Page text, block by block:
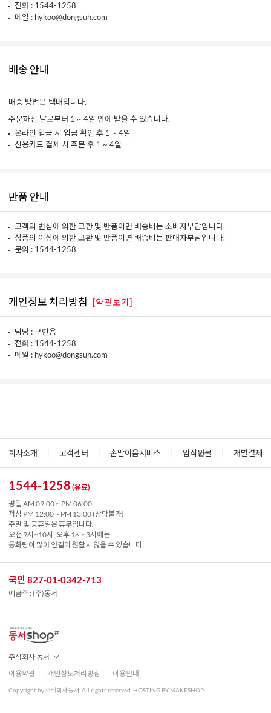
전화 : 1544-1258
메일 : hykoo@dongsuh.com
배송 안내
배송 방법은 택배입니다.
주문하신 날로부터 1 ~ 4일 안에 받을 수 있습니다.
온라인 입금 시 입금 확인 후 1 ~ 4일
신용카드 결제 시 주문 후 1 ~ 4일
반품 안내
고객의 변심에 의한 교환 및 반품이면 배송비는 소비자부담입니다.
상품의 이상에 의한 교환 및 반품이면 배송비는 판매자부담입니다.
문의 : 1544-1258
개인정보 처리방침 [약관보기]
담당 : 구현용
전화 : 1544-1258
메일 : hykoo@dongsuh.com
회사소개 고객센터 손말이음서비스 임직원몰 개별결제
1544-1258 (유료)
평일 AM 09:00 ~ PM 06:00
점심 PM 12:00 ~ PM 13:00 (상담불가)
주말 및 공휴일은 휴무입니다.
오전 9시~10시, 오후 1시~3시에는
통화량이 많아 연결이 원활치 않을 수 있습니다.
국민 827-01-0342-713
예금주 : (주)동서
주식회사 동서
이용약관
개인정보처리방침 이용안내
Copyright by 주식회사 동서. All rights reserved. HOSTING BY MAKESHOP.